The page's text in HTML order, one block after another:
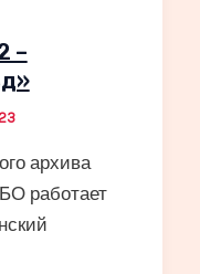
–
архива
работает